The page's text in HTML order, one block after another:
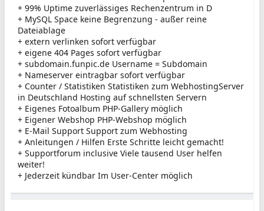
+ 99% Uptime zuverlässiges Rechenzentrum in D
+ MySQL Space keine Begrenzung - außer reine
Dateiablage
+ extern verlinken sofort verfügbar
+ eigene 404 Pages sofort verfügbar
+ subdomain.funpic.de Username = Subdomain
+ Nameserver eintragbar sofort verfügbar
+ Counter / Statistiken Statistiken zum WebhostingServer
in Deutschland Hosting auf schnellsten Servern
+ Eigenes Fotoalbum PHP-Gallery möglich
+ Eigener Webshop PHP-Webshop möglich
+ E-Mail Support Support zum Webhosting
+ Anleitungen / Hilfen Erste Schritte leicht gemacht!
+ Supportforum inclusive Viele tausend User helfen
weiter!
+ Jederzeit kündbar Im User-Center möglich